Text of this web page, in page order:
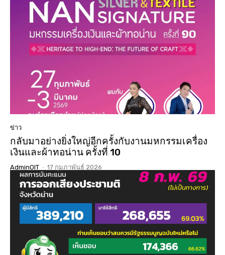
ข่าว
กลับมาอย่างยิ่งใหญ่อีกครั้งกับงานมหกรรมเครื่อง
เงินและผ้าทอน่าน ครั้งที่ 10
AdminOIT - 17 กุมภาพันธ์ 2026